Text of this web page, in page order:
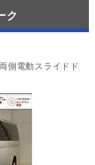
ク
側電動スライドド